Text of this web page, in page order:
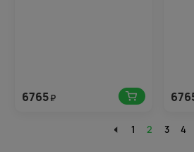
6765₽
1 2 3 4